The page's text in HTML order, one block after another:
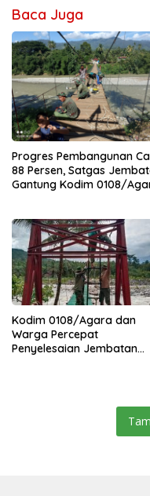
Baca Juga
Progres Pembangunan
88 Persen, Satgas
Gantung Kodim 0108/
Kodim 0108/Agara dan
Warga Percepat
Penyelesaian Jembatan